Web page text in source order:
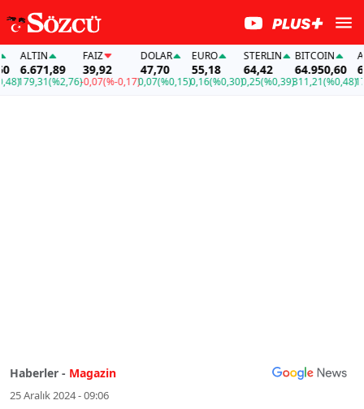
(%2,76)
39,92
-0,07(%-0,17)
DOLAR
47,70
0,07(%0,15)
EURO
55,18
0,16(%0,30)
STERLIN
64,42
0,25(%0,39)
BITCOIN
64.950,60
311,21(%0,48)
ALTIN
179,31
Haberler - Magazin
25 Aralık 2024 - 09:06